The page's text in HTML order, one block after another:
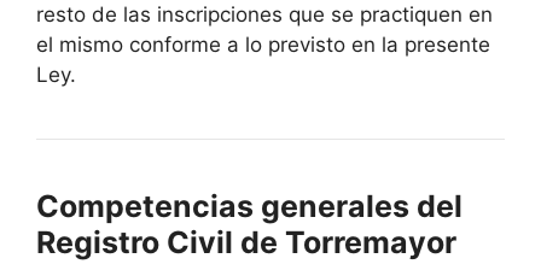
resto de las inscripciones que se practiquen en
el mismo conforme a lo previsto en la presente
Ley.
Competencias generales del
Registro Civil de Torremayor